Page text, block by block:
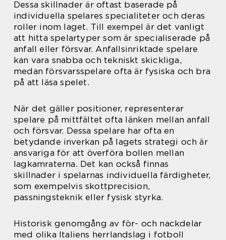
Dessa skillnader är oftast baserade på
individuella spelares specialiteter och deras
roller inom laget. Till exempel är det vanligt
att hitta spelartyper som är specialiserade på
anfall eller försvar. Anfallsinriktade spelare
kan vara snabba och tekniskt skickliga,
medan försvarsspelare ofta är fysiska och bra
på att läsa spelet.
När det gäller positioner, representerar
spelare på mittfältet ofta länken mellan anfall
och försvar. Dessa spelare har ofta en
betydande inverkan på lagets strategi och är
ansvariga för att överföra bollen mellan
lagkamraterna. Det kan också finnas
skillnader i spelarnas individuella färdigheter,
som exempelvis skottprecision,
passningsteknik eller fysisk styrka.
Historisk genomgång av för- och nackdelar
med olika Italiens herrlandslag i fotboll